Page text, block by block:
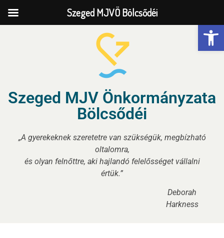
Szeged MJV Önkormányzata
Bölcsődéi
„A gyerekeknek szeretetre van szükségük, megbízható
oltalomra,
és olyan felnőttre, aki hajlandó felelősséget vállalni
értük.”
Deborah
Harkness
Szeged MJVÖ Bölcsődéi